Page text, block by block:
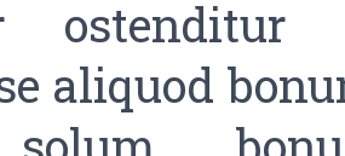
ostenditur
aliquod